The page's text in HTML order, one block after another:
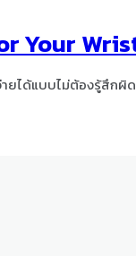
Your
ายได้แบบไม่ต้องรู้สึกผิด